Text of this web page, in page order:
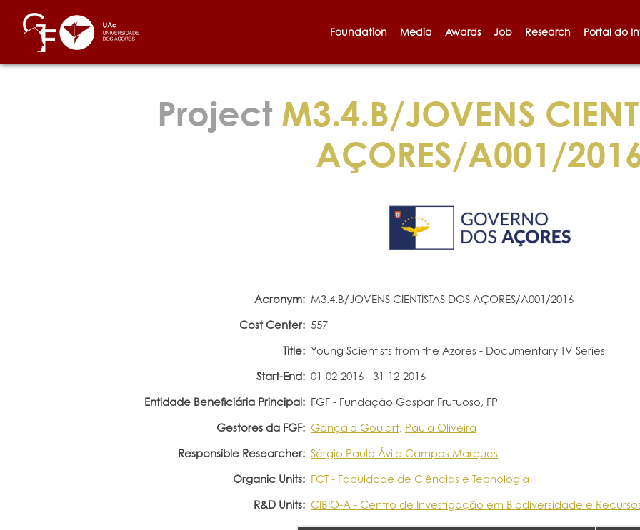
Foundation Media Awards Job Research Portal do
ProjectM3.4.B/JOVENS
AÇORES/A001/
Acronym: M3.4.B/JOVENS CIENTISTAS DOS AÇORES/A001/2016
Cost Center: 557
Title: Young Scientists from the Azores - Documentary TV Series
Start-End: 01-02-2016 - 31-12-2016
Entidade Beneficiária Principal: FGF - Fundação Gaspar Frutuoso, FP
Gestores da FGF: Gonçalo Goulart, Paula Oliveira
Responsible Researcher: Sérgio Paulo Ávila Campos Marques
Organic Units: FCT - Faculdade de Ciências e Tecnologia
R&D Units: CIBIO-A - Centro de Investigação em Biodiversidade e